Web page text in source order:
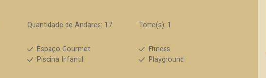
Quantidade de Andares: 17
Torre(s): 1
Espaço Gourmet
Fitness
Piscina Infantil
Playground